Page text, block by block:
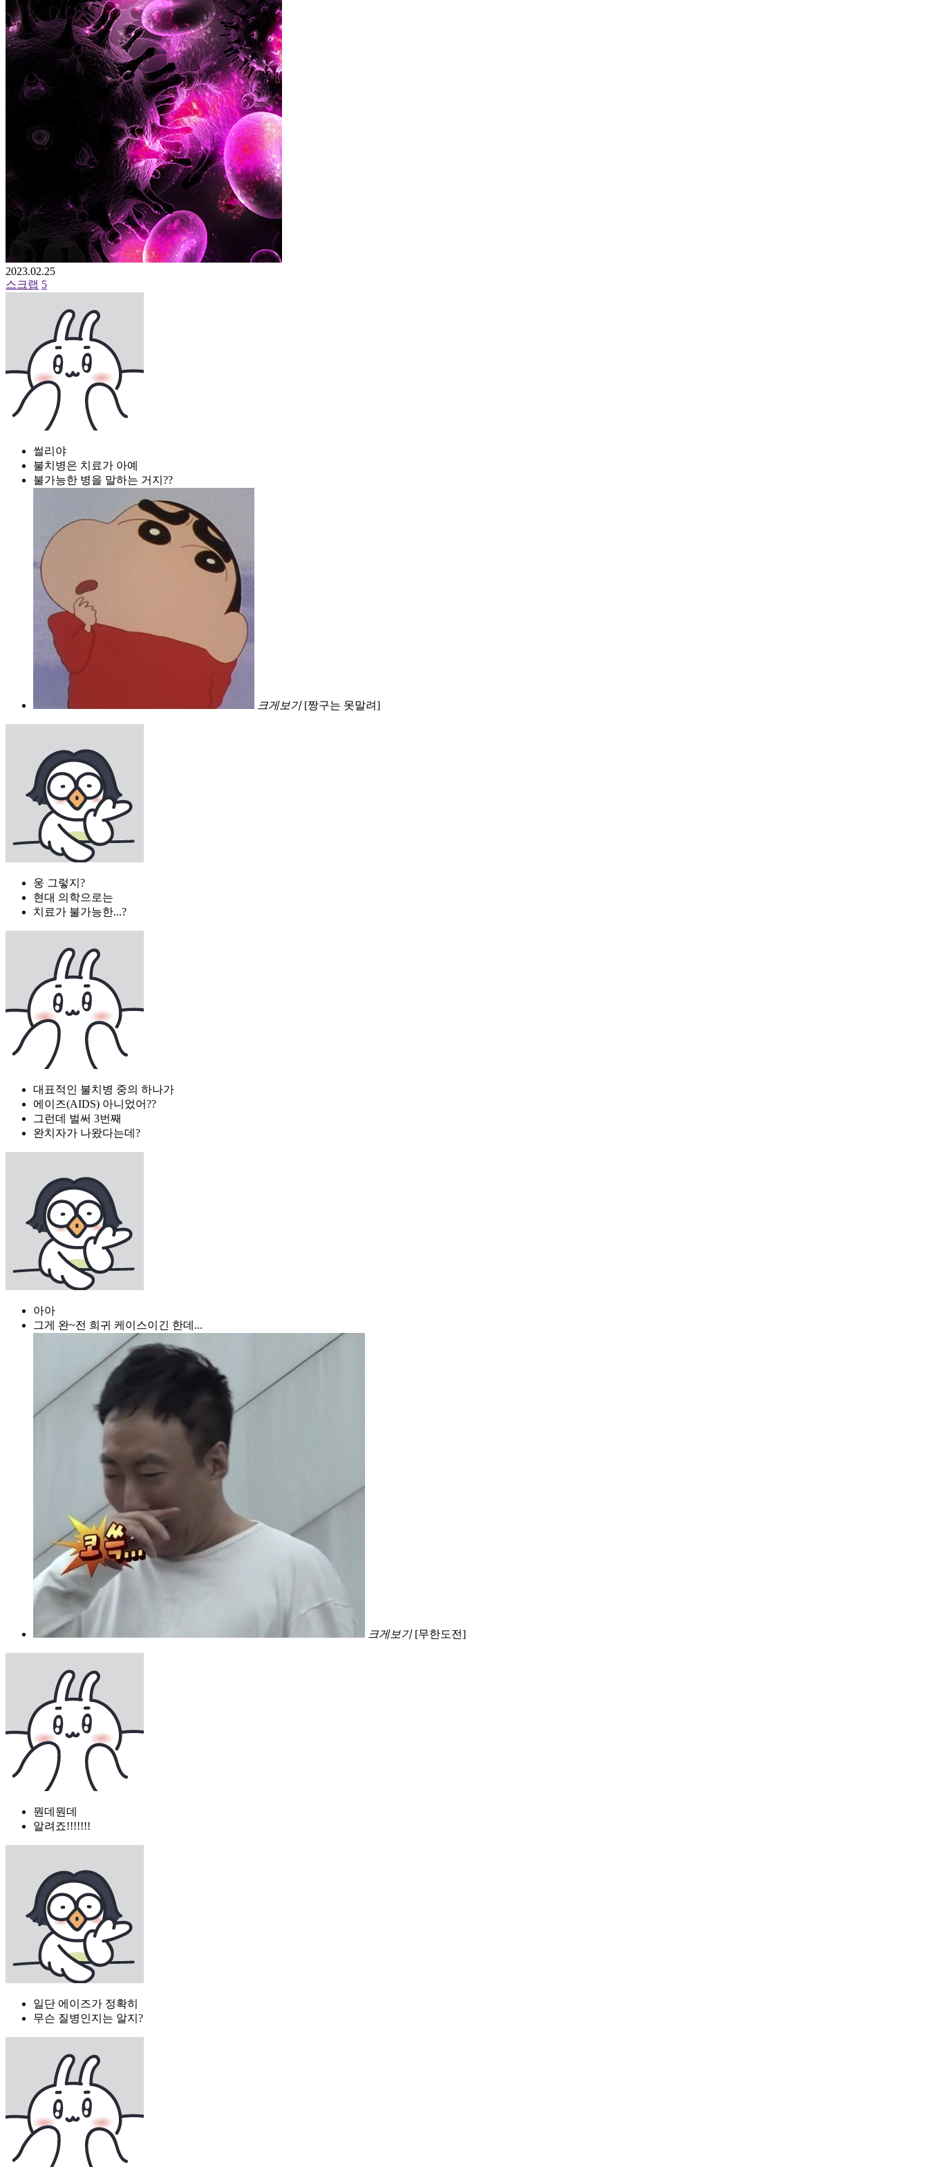
2023.02.25
스크랩 5
썰리야
불치병은 치료가 아예
불가능한 병을 말하는 거지??
크게보기 [짱구는 못말려]
웅 그렇지?
현대 의학으로는
치료가 불가능한...?
대표적인 불치병 중의 하나가
에이즈(AIDS) 아니었어??
그런데 벌써 3번째
완치자가 나왔다는데?
아아
그게 완~전 희귀 케이스이긴 한데...
크게보기 [무한도전]
뭔데뭔데
알려죠!!!!!!!
일단 에이즈가 정확히
무슨 질병인지는 알지?